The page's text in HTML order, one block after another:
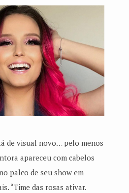
de visual novo… pelo menos
apareceu com cabelos
palco de seu show em
“Time das rosas ativar.